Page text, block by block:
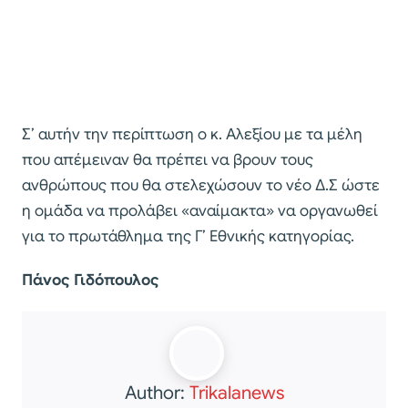
Σ’ αυτήν την περίπτωση ο κ. Αλεξίου με τα μέλη
που απέμειναν θα πρέπει να βρουν τους
ανθρώπους που θα στελεχώσουν το νέο Δ.Σ ώστε
η ομάδα να προλάβει «αναίμακτα» να οργανωθεί
για το πρωτάθλημα της Γ’ Εθνικής κατηγορίας.
Πάνος Γιδόπουλος
Author: Trikalanews